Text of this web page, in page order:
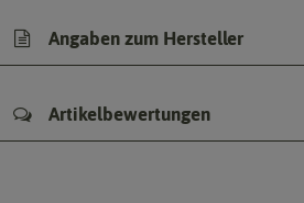
Angaben zum Hersteller
Artikelbewertungen